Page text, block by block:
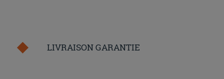
LIVRAISON GARANTIE